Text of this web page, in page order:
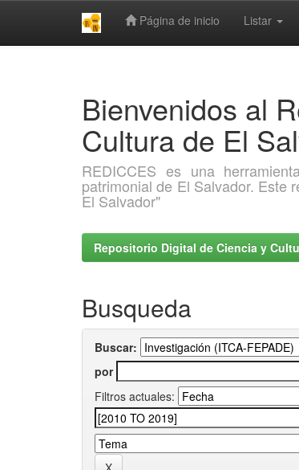
Página de inicio Listar
Bienvenidos al
Cultura de El
REDICCES es una
patrimonial de El Salvador. Este
El Salvador"
Repositorio Digital de Ciencia y
Busqueda
Buscar:
por
Filtros actuales: